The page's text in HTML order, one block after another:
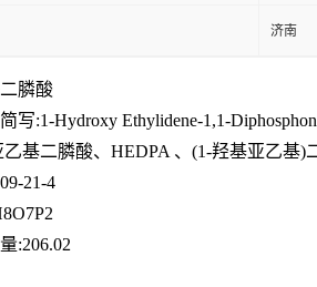
济南
膦酸
写:1-Hydroxy Ethylidene-1,1-
基二膦酸、HEDPA 、(1-羟基亚乙基)
21-4
:206.02